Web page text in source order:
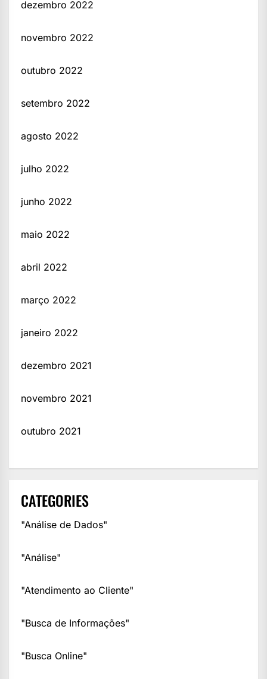
dezembro 2022
novembro 2022
outubro 2022
setembro 2022
agosto 2022
julho 2022
junho 2022
maio 2022
abril 2022
março 2022
janeiro 2022
dezembro 2021
novembro 2021
outubro 2021
CATEGORIES
"Análise de Dados"
"Análise"
"Atendimento ao Cliente"
"Busca de Informações"
"Busca Online"